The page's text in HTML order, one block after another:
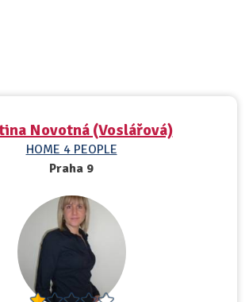
Novotná (Voslářová)
HOME 4 PEOPLE
Praha 9